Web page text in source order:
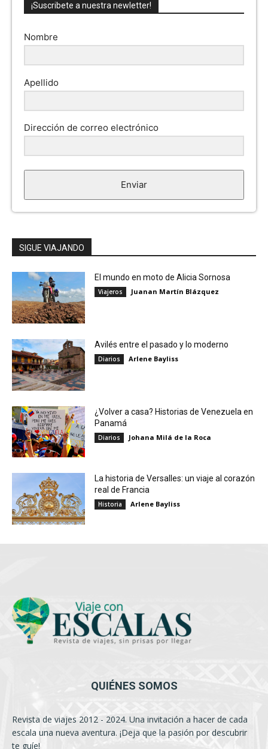
¡Suscribete a nuestra newletter!
Nombre
Apellido
Dirección de correo electrónico
Enviar
SIGUE VIAJANDO
El mundo en moto de Alicia Sornosa
Viajeros Juanan Martín Blázquez
Avilés entre el pasado y lo moderno
Diarios Arlene Bayliss
¿Volver a casa? Historias de Venezuela en
Panamá
Diarios Johana Milá de la Roca
La historia de Versalles: un viaje al corazón
real de Francia
Historia Arlene Bayliss
QUIÉNES SOMOS
Revista de viajes 2012 - 2024. Una invitación a hacer de cada
escala una nueva aventura. ¡Deja que la pasión por descubrir
te guíe!